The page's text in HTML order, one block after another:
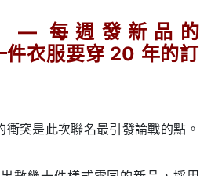
— 每週發新品的
件衣服要穿 20 年的訂
突是此次聯名最引發論戰的點。